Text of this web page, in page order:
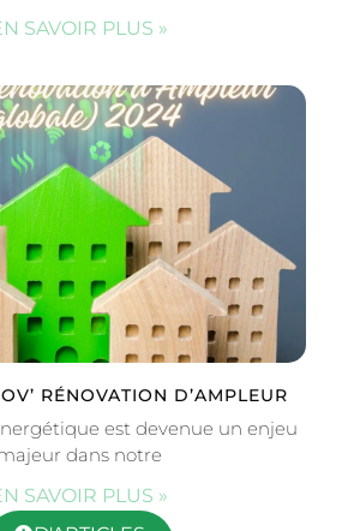
SAVOIR PLUS »
RÉNOVATION D’AMPLEUR
est devenue un enjeu
dans notre
SAVOIR PLUS »